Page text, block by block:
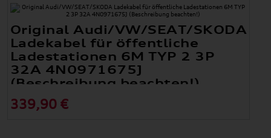
Original Audi/VW/SEAT/SKODA
Ladekabel für öffentliche
Ladestationen 6M TYP 2 3P
32A 4N0971675J
(Beschreibung beachten!)
339,90 €